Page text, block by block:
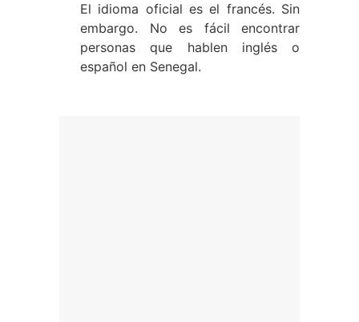
El idioma oficial es el francés. Sin
embargo. No es fácil encontrar
personas que hablen inglés o
español en Senegal.